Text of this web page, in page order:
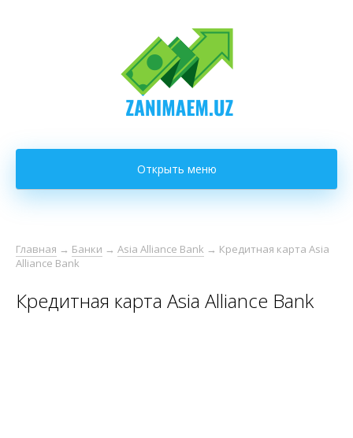
Открыть меню
Главная → Банки → Asia Alliance Bank → Кредитная карта Asia
Alliance Bank
Кредитная карта Asia Alliance Bank